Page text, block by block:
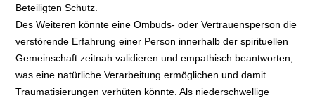
Beteiligten Schutz.
Des Weiteren könnte eine Ombuds- oder Vertrauensperson die
verstörende Erfahrung einer Person innerhalb der spirituellen
Gemeinschaft zeitnah validieren und empathisch beantworten,
was eine natürliche Verarbeitung ermöglichen und damit
Traumatisierungen verhüten könnte. Als niederschwellige